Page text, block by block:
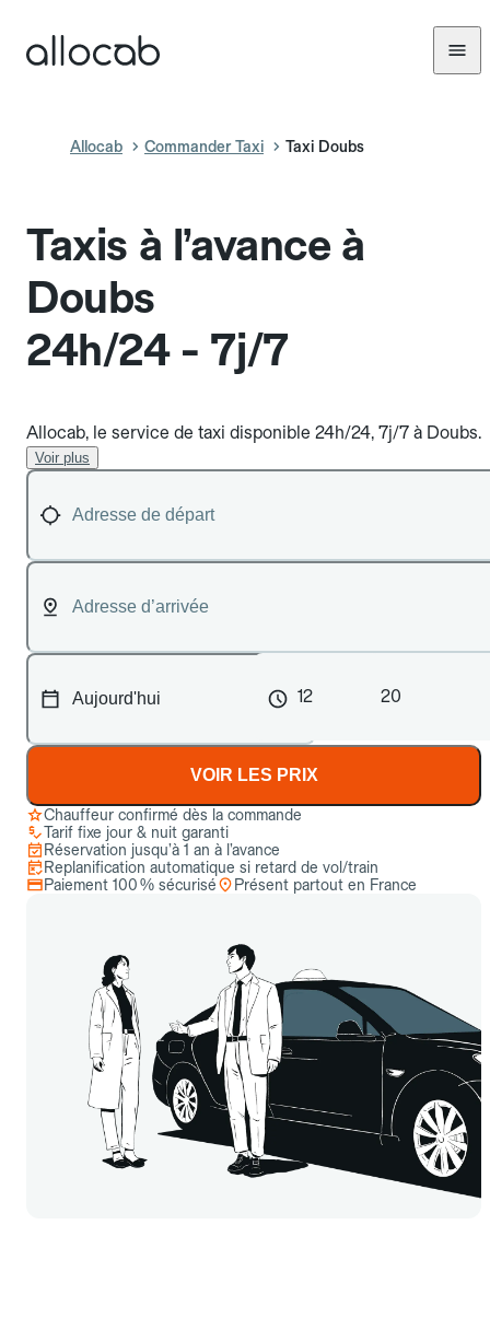
Allocab Commander Taxi Taxi Doubs
Taxis à l’avance à
Doubs
24h/24 - 7j/7
Allocab, le service de taxi disponible 24h/24, 7j/7 à Doubs.
Voir plus
12 20
VOIR LES PRIX
Chauffeur confirmé dès la commande
Tarif fixe jour & nuit garanti
Réservation jusqu’à 1 an à l’avance
Replanification automatique si retard de vol/train
Paiement 100 % sécurisé
Présent partout en France